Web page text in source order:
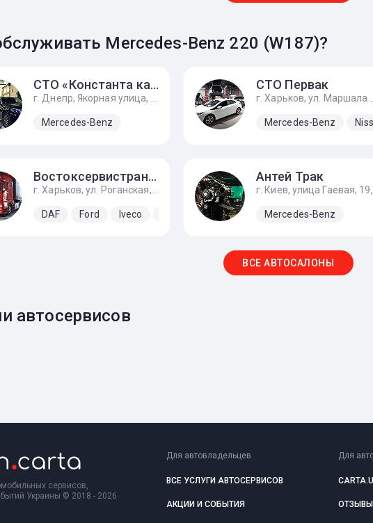
Mercedes-Benz 220 (W187)?
СТО «Константа качества»
Mercedes-Benz
СТО Первак
Mercedes-Benz
Востоксервистрансгруп
DAF Ford Iveco Mercedes-Benz Renault Volvo
Антей Трак
Mercedes-Benz
ВСЕ АВТОСАЛОНЫ
автосервисов
сервисов,
Украины © 2018 - 2026
Для автовладельцев
ВСЕ УСЛУГИ АВТОСЕРВИСОВ
АКЦИИ И СОБЫТИЯ
Для
ОТЗЫВЫ